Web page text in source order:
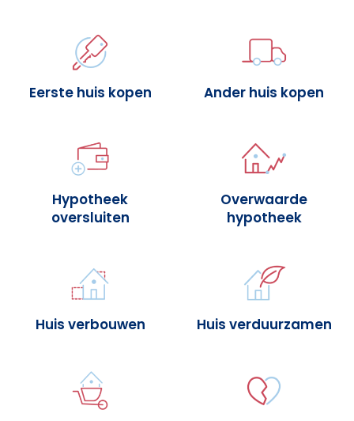
Eerste huis kopen Ander huis kopen
Hypotheek
oversluiten
Overwaarde
hypotheek
Huis verbouwen Huis verduurzamen